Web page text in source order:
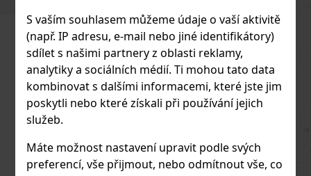
S vaším souhlasem můžeme údaje o vaší aktivitě
(např. IP adresu, e-mail nebo jiné identifikátory)
sdílet s našimi partnery z oblasti reklamy,
analytiky a sociálních médií. Ti mohou tato data
kombinovat s dalšími informacemi, které jste jim
poskytli nebo které získali při používání jejich
služeb.
Máte možnost nastavení upravit podle svých
preferencí, vše přijmout, nebo odmítnout vše, co
Novinka